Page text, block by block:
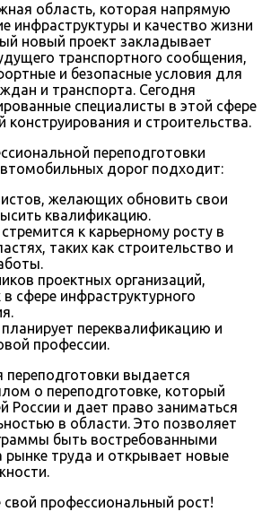
область, которая напрямую
инфраструктуры и качество жизни
новый проект закладывает
транспортного сообщения,
и безопасные условия для
и транспорта. Сегодня
специалисты в этой сфере
конструирования и строительства.
переподготовки
дорог подходит:
желающих обновить свои
квалификацию.
к карьерному росту в
таких как строительство и
проектных организаций,
сфере инфраструктурного
переквалификацию и
профессии.
переподготовки выдается
о переподготовке, который
России и дает право заниматься
в области. Это позволяет
быть востребованными
рынке труда и открывает новые
свой профессиональный рост!